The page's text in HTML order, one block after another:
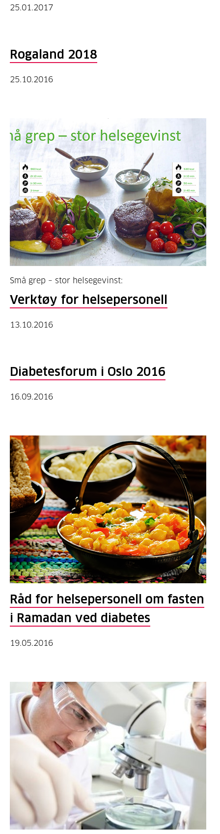
25.01.2017
Rogaland 2018
25.10.2016
Små grep – stor helsegevinst:
Verktøy for helsepersonell
13.10.2016
Diabetesforum i Oslo 2016
16.09.2016
Råd for helsepersonell om fasten
i Ramadan ved diabetes
19.05.2016